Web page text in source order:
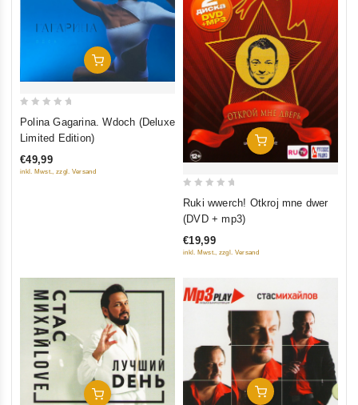
In Den Warenkorb
5
Polina Gagarina. Wdoch (Deluxe
Limited Edition)
€49,99
inkl. Mwst., zzgl. Versand
In Den Warenkorb
5
Ruki wwerch! Otkroj mne dwer
(DVD + mp3)
€19,99
inkl. Mwst., zzgl. Versand
In Den Warenkorb In Den Warenkorb